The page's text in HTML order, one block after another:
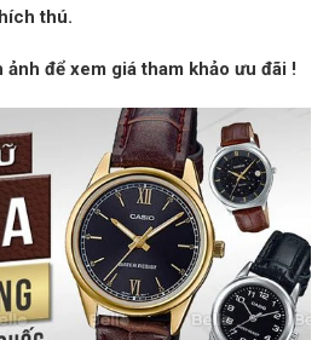
thú.
ảnh để xem giá tham khảo ưu đãi !